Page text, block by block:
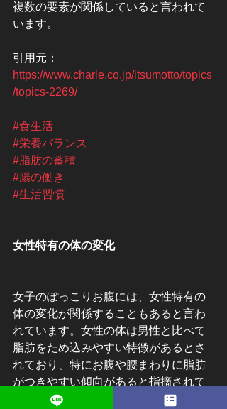
複数の要素が関係していると言われて
います。
引用元：
https://www.charle.co.jp/itsumotto/topics
/topics-2269/
#食生活
#栄養バランス
#脂肪の蓄積
#腸の働き
#生活習慣
女性特有の体の変化
女子のぽっこりお腹には、女性特有の
体の変化が関係することもあると言わ
れています。女性の体は男性と比べて
脂肪をため込みやすい特徴があるとさ
れており、特にお腹や腰まわりに脂肪
がつきやすい傾向があると指摘されて
います。